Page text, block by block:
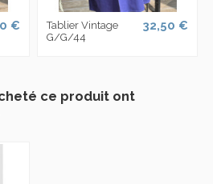
€
Tablier Vintage
G/G/44
32,50 €
ce produit ont